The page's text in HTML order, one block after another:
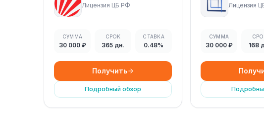
Лицензия ЦБ РФ
СУММА
30 000 ₽
СРОК
365 дн.
СТАВКА
0.48%
Получить
Подробный обзор
Лицензия
СУММА
30 000 ₽ 168